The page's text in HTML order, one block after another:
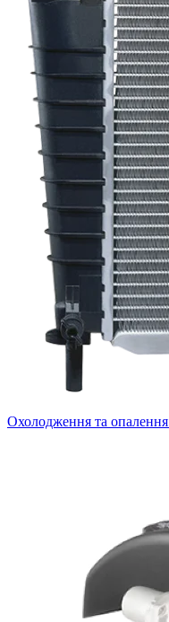
Охолодження та опалення